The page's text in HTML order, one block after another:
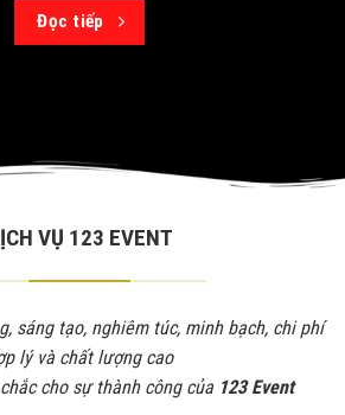
Đọc tiếp
VỤ 123 EVENT
sáng tạo, nghiêm túc, minh bạch, chi phí
lý và chất lượng cao
cho sự thành công của 123 Event